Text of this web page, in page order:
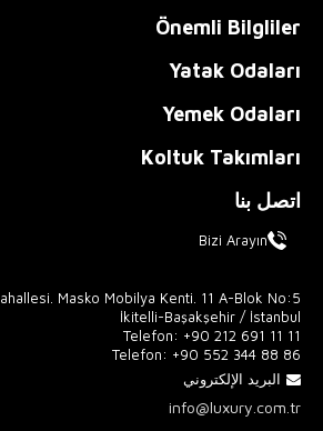
Önemli Bilgliler
Yatak Odaları
Yemek Odaları
Koltuk Takımları
اتصل بنا
Bizi Arayın
Masko Mobilya Kenti. 11 A-Blok No:5
İkitelli-Başakşehir / İstanbul
Telefon: +90 212 691 11 11
Telefon: +90 552 344 88 86
البريد الإلكتروني
info@luxury.com.tr